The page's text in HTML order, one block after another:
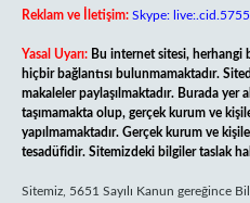
Reklam ve İletişim: Skype:
Yasal Uyarı: Bu internet sitesi, herhangi
hiçbir bağlantısı bulunmamaktadır.
makaleler paylaşılmaktadır. Burada yer
taşımamakta olup, gerçek kurum ve
yapılmamaktadır. Gerçek kurum ve
tesadüfidir. Sitemizdeki bilgiler taslak
Sitemiz, 5651 Sayılı Kanun gereğince